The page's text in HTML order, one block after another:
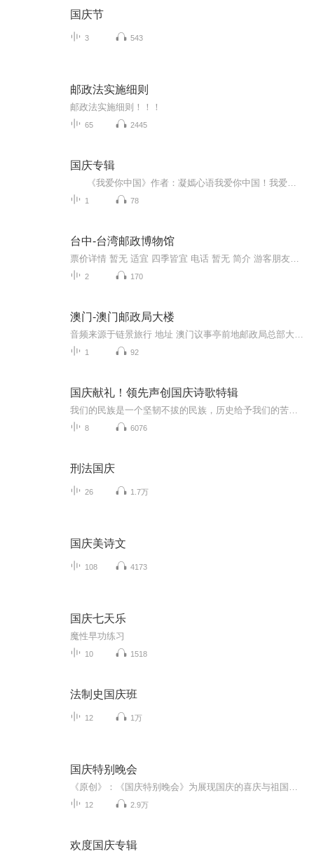
国庆节
3 543
邮政法实施细则
邮政法实施细则！！！
65 2445
国庆专辑
1 78
台中-台湾邮政博物馆
2 170
澳门-澳门邮政局大楼
1 92
国庆献礼！领先声创国庆诗歌特辑
8 6076
刑法国庆
26 1.7万
国庆美诗文
108 4173
国庆七天乐
魔性早功练习
10 1518
法制史国庆班
12 1万
国庆特别晚会
12 2.9万
欢度国庆专辑